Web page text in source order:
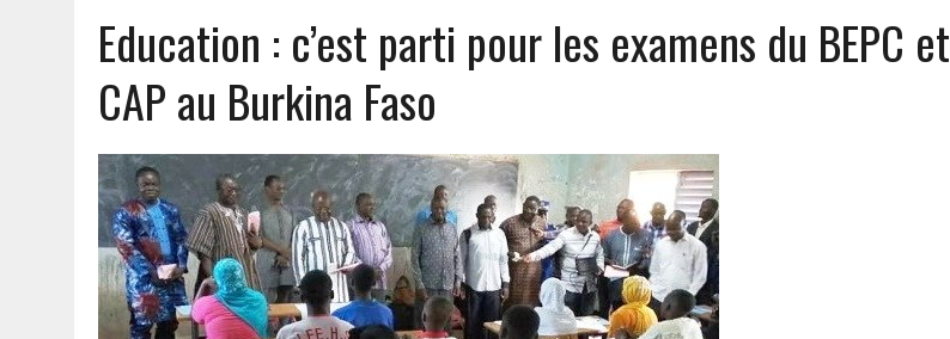
3 AOÛT 2026
TRANSPORT AÉRIEN : LES DÉPUTÉS AUTORISENT LA RATIFICATION DU PROTOCOLE DE MONTRÉAL DE 2014
1 AOÛT 2026 | E-VERBALISATION À OUAGADOUGOU : PLUS DE 1 000 INFRACTIONS ENREGISTRÉES EN SEULEMENT 12 HEURES
5 AOÛT 2026
GOULMOU : LA BVDP RENFORCE LES CAPACITÉS PSYCHOSOCIALES ET SANITAIRES DES VDP
Education : c’est parti pour les examens du BEPC et
CAP au Burkina Faso